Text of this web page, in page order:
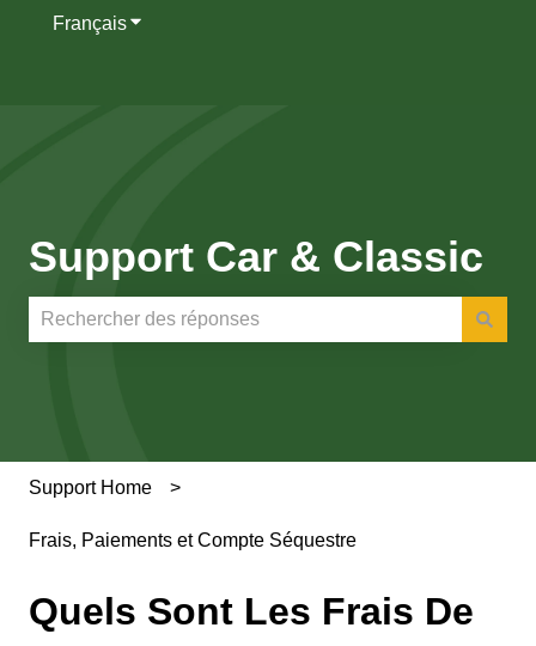
FrançaisAfficher le sous-menu pour les traductions
Support Car & Classic
Support Home
Frais, Paiements et Compte Séquestre
Quels Sont Les Frais De